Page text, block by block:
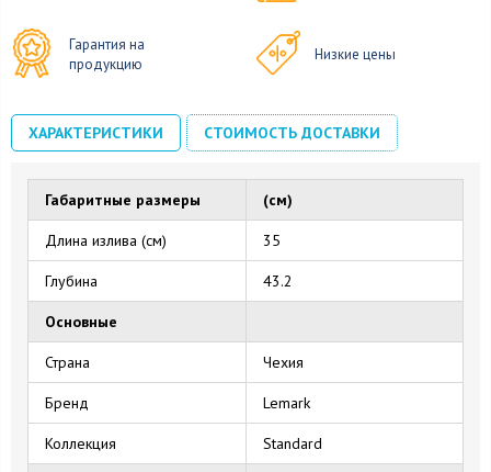
Гарантия на
продукцию
Низкие цены
ХАРАКТЕРИСТИКИ СТОИМОСТЬ ДОСТАВКИ
Габаритные размеры (см)
Длина излива (см) 35
Глубина 43.2
Основные
Страна Чехия
Бренд Lemark
Коллекция Standard